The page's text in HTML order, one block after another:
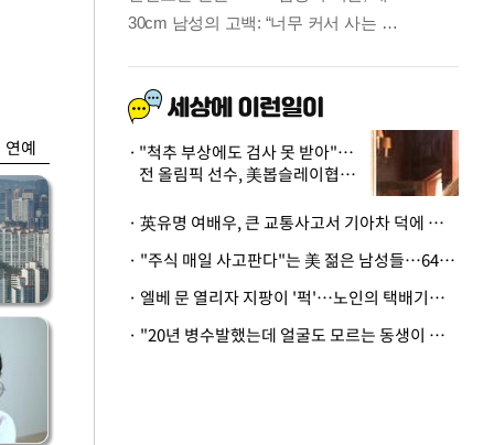
금융
ETF 수익률 상위권
찍어
연예
"척추 부상에도 검사 못 받아"…
전 올림픽 선수, 美봅슬레이협회
· 英유명 여배우, 큰 교통사고서 기아차 덕에 살았다
· "주식 매일 사고판다"는 美 젊은 남성들…64%가 "나는 인생의 패배자“
· 엘베 문 열리자 지팡이 '퍽'…노인의 택배기사 폭행 이유
· "20년 병수발했는데 얼굴도 모르는 동생이 유산 절반을"…배다른 형제 상속권 있을까